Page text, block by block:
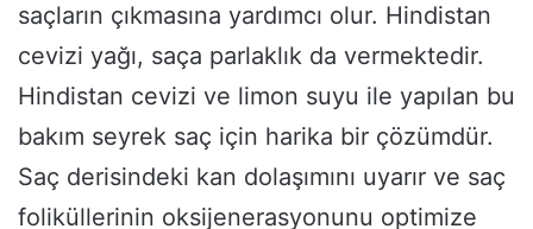
saçların çıkmasına yardımcı olur. Hindistan
cevizi yağı, saça parlaklık da vermektedir.
Hindistan cevizi ve limon suyu ile yapılan bu
bakım seyrek saç için harika bir çözümdür.
Saç derisindeki kan dolaşımını uyarır ve saç
foliküllerinin oksijenerasyonunu optimize